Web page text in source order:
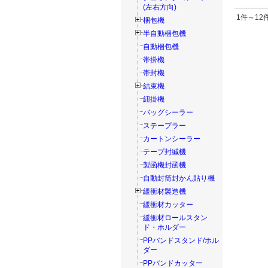
(左右方向)
梱包機
半自動梱包機
自動梱包機
帯掛機
帯封機
結束機
紐掛機
バッグシーラー
ステープラー
カートンシーラー
テープ封緘機
製函機封函機
自動封筒封かん貼り機
緩衝材製造機
緩衝材カッター
緩衝材ロールスタン
ド・ホルダー
PPバンドスタンド/ホル
ダー
PPバンドカッター
1件～12